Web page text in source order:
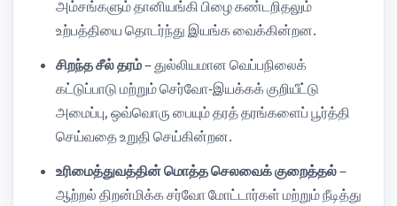
அம்சங்களும் தானியங்கி பிழை கண்டறிதலும்
உற்பத்தியை தொடர்ந்து இயங்க வைக்கின்றன.
சிறந்த சீல் தரம்– துல்லியமான வெப்பநிலைக்
கட்டுப்பாடு மற்றும் செர்வோ-இயக்கக் குறியீட்டு
அமைப்பு, ஒவ்வொரு பையும் தரத் தரங்களைப் பூர்த்தி
செய்வதை உறுதி செய்கின்றன.
உரிமைத்துவத்தின் மொத்த செலவைக் குறைத்தல்–
ஆற்றல் திறன்மிக்க சர்வோ மோட்டார்கள் மற்றும் நீடித்து